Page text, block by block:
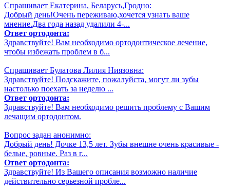
Спрашивает Екатерина, Беларусь,Гродно:
Добрый день!Очень переживаю,хочется узнать ваше
мнение.Два года назад удалили 4-...
Ответ ортодонта:
Здравствуйте! Вам необходимо ортодонтическое лечение,
чтобы избежать проблем в б...
Спрашивает Булатова Лилия Ниязовна:
Здравствуйте! Подскажите, пожалуйста, могут ли зубы
настолько поехать за неделю ...
Ответ ортодонта:
Здравствуйте! Вам необходимо решить проблему с Вашим
лечащим ортодонтом.
Вопрос задан анонимно:
Добрый день! Дочке 13,5 лет. Зубы внешне очень красивые -
белые, ровные. Раз в г...
Ответ ортодонта:
Здравствуйте! Из Вашего описания возможно наличие
действительно серьезной пробле...